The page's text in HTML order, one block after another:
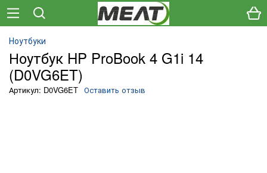
Ноутбуки
Ноутбук HP ProBook 4 G1i 14
(D0VG6ET)
Артикул: D0VG6ET Оставить отзыв